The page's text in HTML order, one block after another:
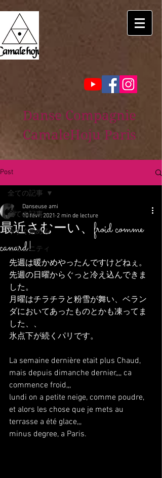
Danse Compagnie
CamaleHoju Paris
Post
全ての記事
今すぐ始める
コミュニティ
全ての記事
最近さむーい、froid comme
canard!
Danseuse ami
10 févr. 2021 2 min de lecture
先週は暖かめやったんですけどねぇ。
先週の日曜からぐっと冷え込んできま
した。
月曜はチラチラと粉雪が舞い、ベラン
ダにおいてあったものとかも凍ってま
した、、
氷点下が続くパリです。
La semaine dernière etait plus Chaud,
mais depuis dimanche dernier,,,, ca
commence froid,,,
lundi on a petite neige, comme poudre,
et alors les chose que je mets au
terrasse a été glace,,,
minus degree, a Paris.